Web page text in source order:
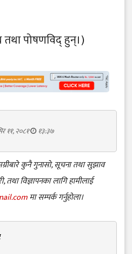
तथा पोषणविद् हुन्।)
११, २०८१ १३:३७
कुनै गुनासो, सूचना तथा सुझाव
विज्ञापनका लागि हामीलाई
मा सम्पर्क गर्नुहोला।